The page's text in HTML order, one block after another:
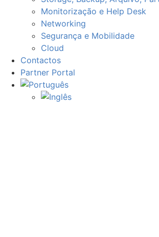
Monitorização e Help Desk
Networking
Segurança e Mobilidade
Cloud
Contactos
Partner Portal